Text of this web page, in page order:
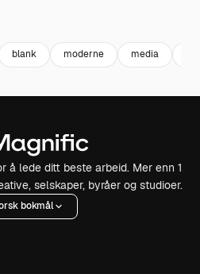
blank moderne media
å lede ditt beste arbeid. Mer enn 1
selskaper, byråer og studioer.
bokmål